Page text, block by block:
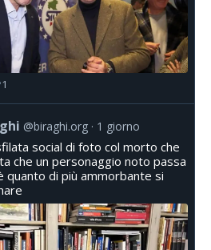
1
@biraghi.org 1 giorno
social di foto col morto che
che un personaggio noto passa
quanto di più ammorbante si